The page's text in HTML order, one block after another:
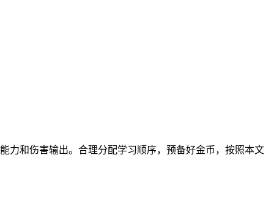
力和伤害输出。合理分配学习顺序，预备好金币，按照本文